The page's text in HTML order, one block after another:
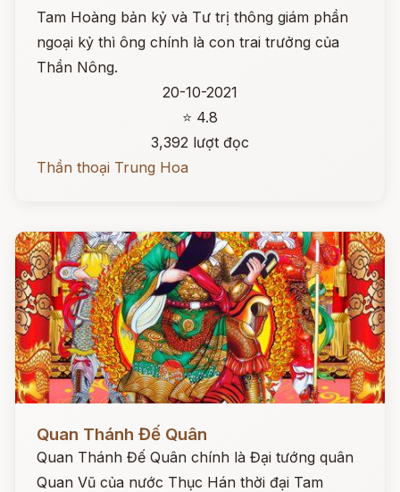
Tam Hoàng bản kỷ và Tư trị thông giám phần
ngoại kỷ thì ông chính là con trai trưởng của
Thần Nông.
20-10-2021
⭐ 4.8
3,392 lượt đọc
Thần thoại Trung Hoa
Quan Thánh Đế Quân
Quan Thánh Đế Quân chính là Đại tướng quân
Quan Vũ của nước Thục Hán thời đại Tam